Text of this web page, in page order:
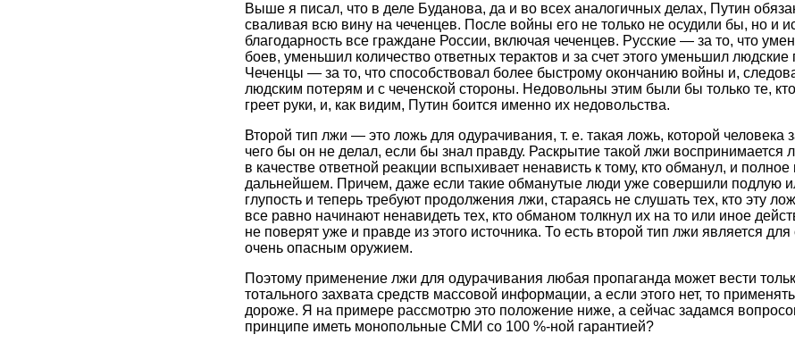
Выше я писал, что в деле Буданова, да и во всех аналогичных делах, Путин
сваливая всю вину на чеченцев. После войны его не только не осудили бы, но и
благодарность все граждане России, включая чеченцев. Русские — за то, что
боев, уменьшил количество ответных терактов и за счет этого уменьшил людские
Чеченцы — за то, что способствовал более быстрому окончанию войны и,
людским потерям и с чеченской стороны. Недовольны этим были бы только те,
греет руки, и, как видим, Путин боится именно их недовольства.
Второй тип лжи — это ложь для одурачивания, т. е. такая ложь, которой человека
чего бы он не делал, если бы знал правду. Раскрытие такой лжи воспринимается
в качестве ответной реакции вспыхивает ненависть к тому, кто обманул, и
дальнейшем. Причем, даже если такие обманутые люди уже совершили подлую
глупость и теперь требуют продолжения лжи, стараясь не слушать тех, кто эту
все равно начинают ненавидеть тех, кто обманом толкнул их на то или иное
не поверят уже и правде из этого источника. То есть второй тип лжи является
очень опасным оружием.
Поэтому применение лжи для одурачивания любая пропаганда может вести
тотального захвата средств массовой информации, а если этого нет, то
дороже. Я на примере рассмотрю это положение ниже, а сейчас задамся
принципе иметь монопольные СМИ со 100 %-ной гарантией?